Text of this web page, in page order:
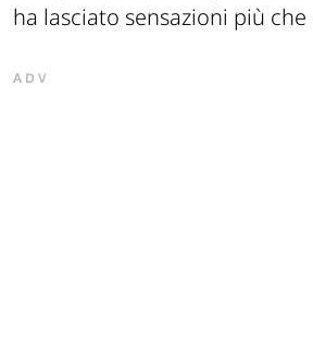
ha lasciato sensazioni più che
ADV